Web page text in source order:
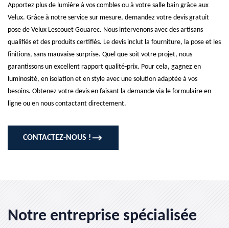
Apportez plus de lumière à vos combles ou à votre salle bain grâce aux
Velux. Grâce à notre service sur mesure, demandez votre devis gratuit
pose de Velux Lescouet Gouarec. Nous intervenons avec des artisans
qualifiés et des produits certifiés. Le devis inclut la fourniture, la pose et les
finitions, sans mauvaise surprise. Quel que soit votre projet, nous
garantissons un excellent rapport qualité-prix. Pour cela, gagnez en
luminosité, en isolation et en style avec une solution adaptée à vos
besoins. Obtenez votre devis en faisant la demande via le formulaire en
ligne ou en nous contactant directement.
CONTACTEZ-NOUS !
Notre entreprise spécialisée